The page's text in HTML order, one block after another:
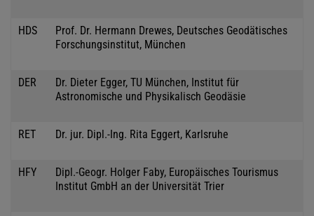
HDS
Prof. Dr. Hermann Drewes, Deutsches Geodätisches
Forschungsinstitut, München
DER
Dr. Dieter Egger, TU München, Institut für
Astronomische und Physikalisch Geodäsie
RET Dr. jur. Dipl.-Ing. Rita Eggert, Karlsruhe
HFY
Dipl.-Geogr. Holger Faby, Europäisches Tourismus
Institut GmbH an der Universität Trier